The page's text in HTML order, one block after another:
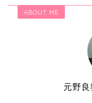
ABOUT ME
元野